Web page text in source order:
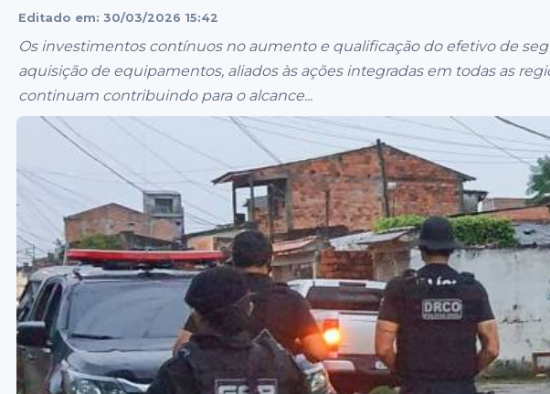
Editado em: 30/03/2026 15:42
Os investimentos contínuos no aumento e qualificação do efetivo de
aquisição de equipamentos, aliados às ações integradas em todas as
continuam contribuindo para o alcance...